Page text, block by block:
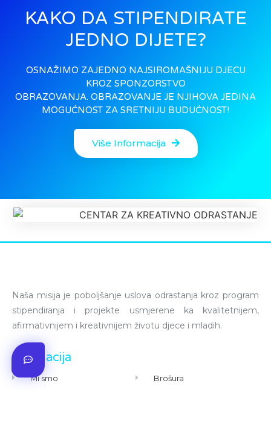
KAKO DA STIPENDIRATE
JEDNO DIJETE?
OSNAŽIMO ZAJEDNO NAJSIROMAŠNIJU DJECU
KROZ SPONZORSTVO
OBRAZOVANJA. OBRAZOVANJE JE NJIHOVA JEDINA
MOGUĆNOST ZA SRETNIJU BUDUĆNOST!
Više Informacija
Naša misija je poboljšanje uslova odrastanja kroz program
stipendiranja i projekte usmjerene ka kvalitetnijem,
afirmativnijem i kreativnijem životu djece i mladih.
Navigacija
Mi smo
Brošura